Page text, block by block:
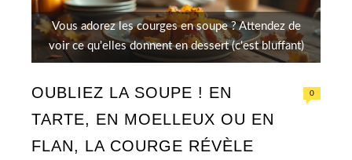
Vous adorez les courges en soupe ? Attendez de
voir ce qu'elles donnent en dessert (c'est bluffant)
OUBLIEZ LA SOUPE ! EN
TARTE, EN MOELLEUX OU EN
FLAN, LA COURGE RÉVÈLE
0